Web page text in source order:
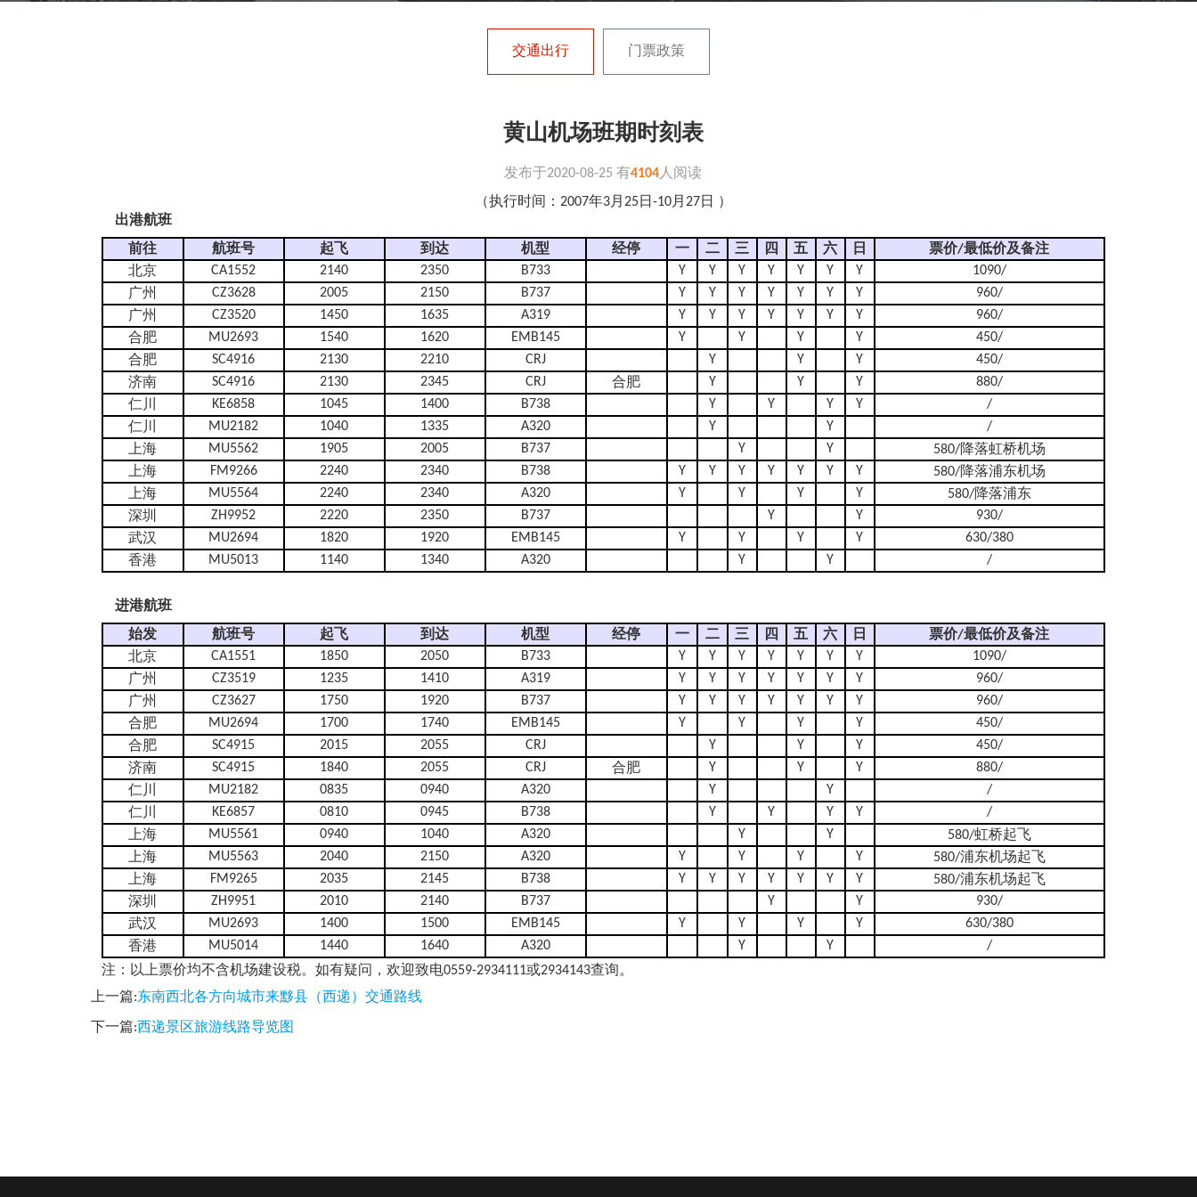
交通出行 门票政策
黄山机场班期时刻表
发布于2020-08-25 有4104人阅读
（执行时间：2007年3月25日-10月27日 ）
出港航班
前往
航班号 起飞 到达 机型 经停 一 二 三 四 五 六 日
票价/最低价及备注
北京
CA1552 2140 2350 B733 Y Y Y Y Y Y Y
1090/
广州
CZ3628 2005 2150 B737 Y Y Y Y Y Y Y
960/
广州
CZ3520 1450 1635 A319 Y Y Y Y Y Y Y
960/
合肥
MU2693 1540 1620 EMB145 Y Y Y Y
450/
合肥
SC4916 2130 2210 CRJ Y Y Y
450/
济南
SC4916 2130 2345 CRJ 合肥 Y Y Y
880/
仁川
KE6858 1045 1400 B738 Y Y Y Y
/
仁川
MU2182 1040 1335 A320 Y Y
/
上海
MU5562 1905 2005 B737 Y Y
580/降落虹桥机场
上海
FM9266 2240 2340 B738 Y Y Y Y Y Y Y
580/降落浦东机场
上海
MU5564 2240 2340 A320 Y Y Y Y
580/降落浦东
深圳
ZH9952 2220 2350 B737 Y Y
930/
武汉
MU2694 1820 1920 EMB145 Y Y Y Y
630/380
香港
MU5013 1140 1340 A320 Y Y /
进港航班
始发
航班号 起飞 到达 机型 经停 一 二 三 四 五 六 日
票价/最低价及备注
北京
CA1551 1850 2050 B733 Y Y Y Y Y Y Y
1090/
广州
CZ3519 1235 1410 A319 Y Y Y Y Y Y Y
960/
广州
CZ3627 1750 1920 B737 Y Y Y Y Y Y Y
960/
合肥
MU2694 1700 1740 EMB145 Y Y Y Y
450/
合肥
SC4915 2015 2055 CRJ Y Y Y
450/
济南
SC4915 1840 2055 CRJ 合肥 Y Y Y
880/
仁川
MU2182 0835 0940 A320 Y Y
/
仁川
KE6857 0810 0945 B738 Y Y Y Y
/
上海
MU5561 0940 1040 A320 Y Y
580/虹桥起飞
上海
MU5563 2040 2150 A320 Y Y Y Y
580/浦东机场起飞
上海
FM9265 2035 2145 B738 Y Y Y Y Y Y Y
580/浦东机场起飞
深圳
ZH9951 2010 2140 B737 Y Y
930/
武汉
MU2693 1400 1500 EMB145 Y Y Y Y
630/380
香港
MU5014 1440 1640 A320 Y Y
/
注：以上票价均不含机场建设税。如有疑问，欢迎致电0559-2934111或2934143查询。
上一篇:东南西北各方向城市来黟县（西递）交通路线
下一篇:西递景区旅游线路导览图